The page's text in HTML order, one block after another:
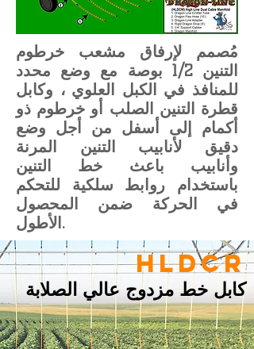
مُصمم لإرفاق مشعب خرطوم
التنين 1/2 بوصة مع وضع محدد
للمنافذ في الكبل العلوي ، وكابل
قطرة التنين الصلب أو خرطوم ذو
أكمام إلى أسفل من أجل وضع
دقيق لأنابيب التنين المرنة
وأنابيب باعث خط التنين
باستخدام روابط سلكية للتحكم
في الحركة ضمن المحصول
الأطول.
HLDCR
كابل خط مزدوج عالي الصلابة